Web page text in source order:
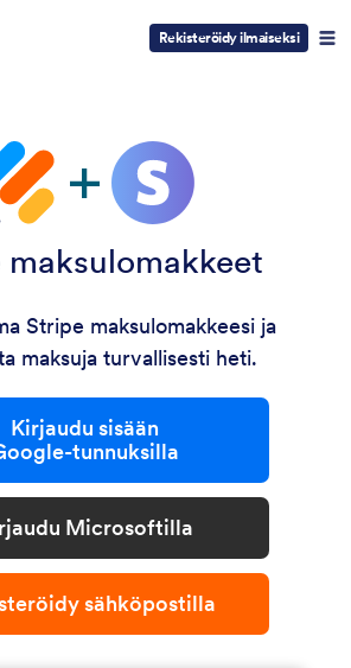
Rekisteröidy ilmaiseksi
maksulomakkeet
Stripe maksulomakkeesi ja
maksuja turvallisesti heti.
Kirjaudu sisään
tunnuksilla
Microsoftilla
sähköpostilla